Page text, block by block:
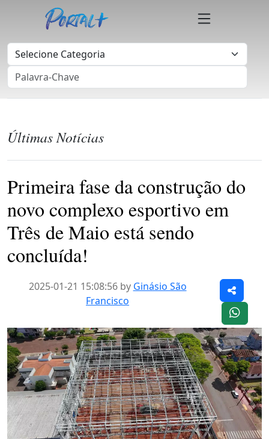
Últimas Notícias
Primeira fase da construção do
novo complexo esportivo em
Três de Maio está sendo
concluída!
2025-01-21 15:08:56 by Ginásio São
Francisco